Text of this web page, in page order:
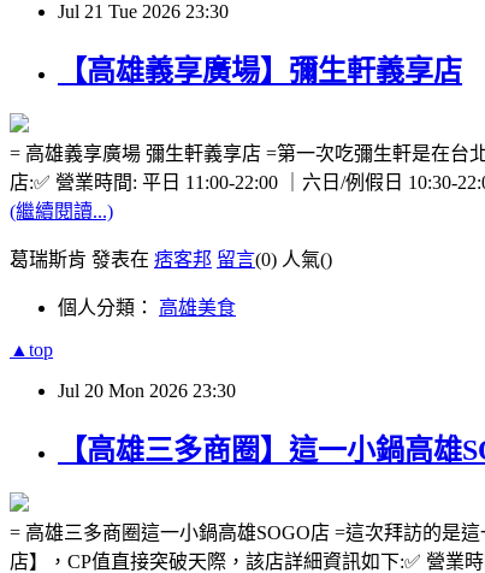
Jul 21 Tue 2026 23:30
【高雄義享廣場】彌生軒義享店
= 高雄義享廣場 彌生軒義享店 =第一次吃彌生軒是在
店:✅ 營業時間: 平日 11:00-22:00 ｜六日/例假日 10:30-
(繼續閱讀...)
葛瑞斯肯 發表在 痞客邦 留言(0) 人氣()
個人分類： 高雄美食
▲top
Jul 20 Mon 2026 23:30
【高雄三多商圈】這一小鍋高雄
= 高雄三多商圈這一小鍋高雄SOGO店 =這次拜訪的是
店】，CP值直接突破天際，該店詳細資訊如下:✅ 營業